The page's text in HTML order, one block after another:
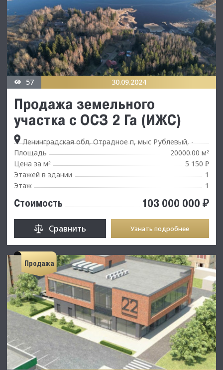
57 30.09.2024
Продажа земельного
участка с ОСЗ 2 Га (ИЖС)
Ленинградская обл, Отрадное п, мыс Рублевый, -
Площадь
20000.00 м²
Цена за м²
5 150 ₽
Этажей в здании
1
Этаж
1
Стоимость 103 000 000 ₽
Сравнить Узнать подробнее
Продажа